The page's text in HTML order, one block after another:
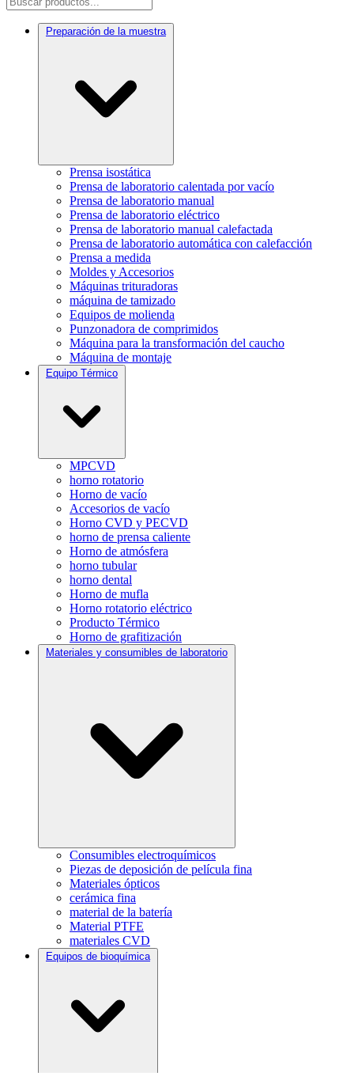
Preparación de la muestra
Prensa isostática
Prensa de laboratorio calentada por vacío
Prensa de laboratorio manual
Prensa de laboratorio eléctrico
Prensa de laboratorio manual calefactada
Prensa de laboratorio automática con calefacción
Prensa a medida
Moldes y Accesorios
Máquinas trituradoras
máquina de tamizado
Equipos de molienda
Punzonadora de comprimidos
Máquina para la transformación del caucho
Máquina de montaje
Equipo Térmico
MPCVD
horno rotatorio
Horno de vacío
Accesorios de vacío
Horno CVD y PECVD
horno de prensa caliente
Horno de atmósfera
horno tubular
horno dental
Horno de mufla
Horno rotatorio eléctrico
Producto Térmico
Horno de grafitización
Materiales y consumibles de laboratorio
Consumibles electroquímicos
Piezas de deposición de película fina
Materiales ópticos
cerámica fina
material de la batería
Material PTFE
materiales CVD
Equipos de bioquímica